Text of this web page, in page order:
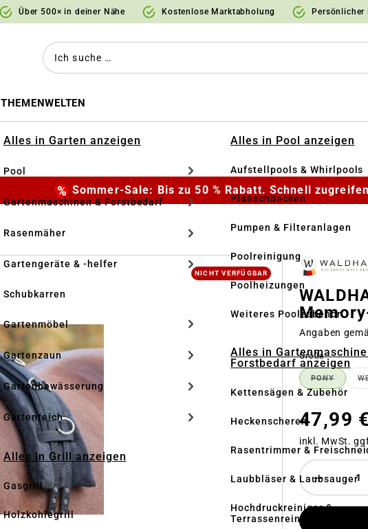
Über 500× in deiner Nähe Kostenlose Marktabholung Persönlicher
THEMENWELTEN
Alles in Garten anzeigen
Pool
Gartenmaschinen & Forstbedarf
Rasenmäher
Gartengeräte & -helfer
Schubkarren
Gartenmöbel
Gartenzaun
Gartenbewässerung
Gartenteich
Alles in Grill anzeigen
Gasgrill
Holzkohlegrill
Alles in Pool anzeigen
Aufstellpools & Whirlpools
Planschbecken
Pumpen & Filteranlagen
Poolreinigung
Poolheizungen
Weiteres Poolzubehör
Alles in
Forstbedarf anzeigen
Kettensägen & Zubehör
Heckenscheren
Rasentrimmer &
Laubbläser & Laubsauger
Hochdruckreiniger &
Terrassenreinigung
Sommer-Sale: Bis zu 50 % Rabatt. Schnell
NICHT VERFÜGBAR
Angaben
Größe
PONY(DIESE
47,99 €
inkl. MwSt.